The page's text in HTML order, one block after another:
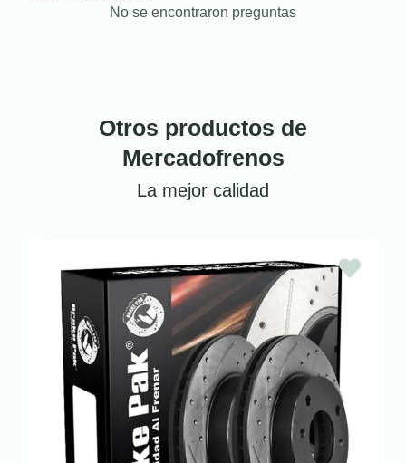
No se encontraron preguntas
Otros productos de
Mercadofrenos
La mejor calidad